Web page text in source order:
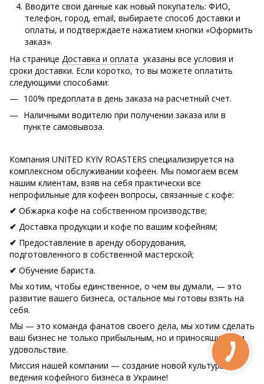
Вводите свои данные как новый покупатель: ФИО,
телефон, город, email, выбираете способ доставки и
оплаты, и подтверждаете нажатием кнопки «Оформить
заказ».
На странице Доставка и оплата указаны все условия и
сроки доставки. Если коротко, то вы можете оплатить
следующими способами:
100% предоплата в день заказа на расчетный счет.
Наличными водителю при получении заказа или в
пункте самовывоза.
Компания UNITED KYIV ROASTERS специализируется на
комплексном обслуживании кофеен. Мы помогаем всем
нашим клиентам, взяв на себя практически все
непрофильные для кофеен вопросы, связанные с кофе:
✔ Обжарка кофе на собственном производстве;
✔ Доставка продукции и кофе по вашим кофейням;
✔ Предоставление в аренду оборудования,
подготовленного в собственной мастерской;
✔ Обучение бариста.
Мы хотим, чтобы единственное, о чем вы думали, — это
развитие вашего бизнеса, остальное мы готовы взять на
себя.
Мы — это команда фанатов своего дела, мы хотим сделать
ваш бизнес не только прибыльным, но и приносящим вам
удовольствие.
Миссия нашей компании — создание новой культуры
ведения кофейного бизнеса в Украине!